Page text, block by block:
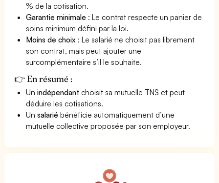
% de la cotisation.
Garantie minimale : Le contrat respecte un panier de
soins minimum défini par la loi.
Moins de choix : Le salarié ne choisit pas librement
son contrat, mais peut ajouter une
surcomplémentaire s’il le souhaite.
👉 En résumé :
Unindépendant choisit sa mutuelle TNS et peut
déduire les cotisations.
Unsalarié bénéficie automatiquement d’une
mutuelle collective proposée par son employeur.